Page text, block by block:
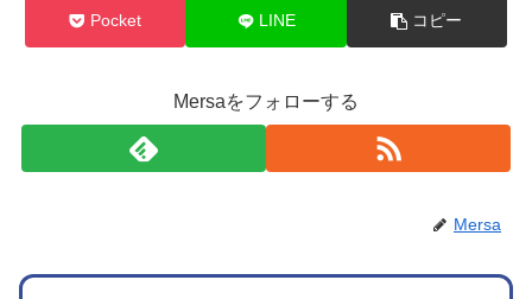
Pocket LINE コピー
Mersaをフォローする
Mersa